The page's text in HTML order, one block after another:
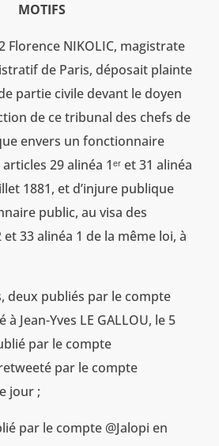
MOTIFS
Florence NIKOLIC, magistrate
de Paris, déposait plainte
partie civile devant le doyen
de ce tribunal des chefs de
envers un fonctionnaire
29 alinéa 1ᵉʳ et 31 alinéa
1881, et d’injure publique
public, au visa des
33 alinéa 1 de la même loi, à
deux publiés par le compte
Jean-Yves LE GALLOU, le 5
par le compte
par le compte
jour ;
par le compte @Jalopi en